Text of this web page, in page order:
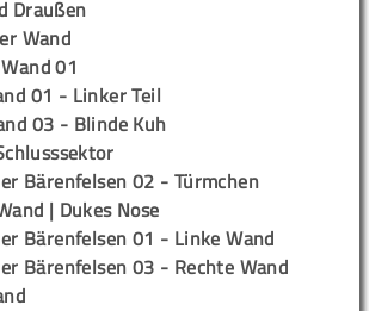
Draußen
Wand
01
01 - Linker Teil
03 - Blinde Kuh
Bärenfelsen 02 - Türmchen
| Dukes Nose
Bärenfelsen 01 - Linke Wand
Bärenfelsen 03 - Rechte Wand